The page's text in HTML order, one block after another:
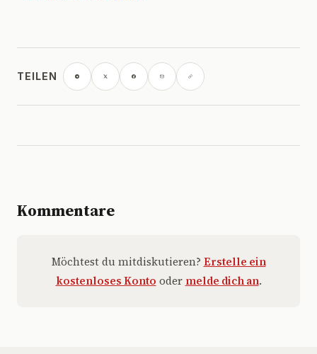
TEILEN
Kommentare
Möchtest du mitdiskutieren? Erstelle ein
kostenloses Konto oder melde dich an.